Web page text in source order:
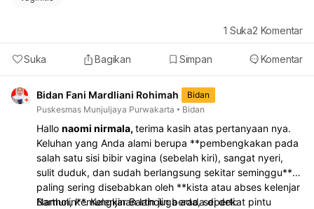
Suka Bagikan Simpan Komentar
1 Suka2 Komentar
Bidan Fani Mardliani Rohimah
Bidan
Puskesmas Munjuljaya Purwakarta
Bidan
Hallo naomi nirmala, terima kasih atas pertanyaan nya.
Keluhan yang Anda alami berupa **pembengkakan pada
salah satu sisi bibir vagina (sebelah kiri), sangat nyeri,
sulit duduk, dan sudah berlangsung sekitar seminggu**
paling sering disebabkan oleh **kista atau abses kelenjar
Bartholin**. Kelenjar Bartholin berada di dekat pintu
Namun, kemungkinan lain juga ada, seperti: